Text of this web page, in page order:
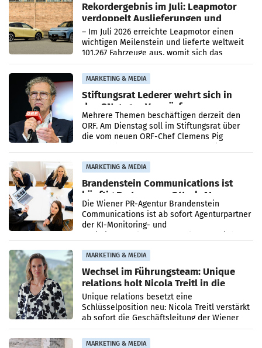
Rekordergebnis im Juli: Leapmotor
verdoppelt Auslieferungen und
überschreitet die 100.000er-Marke
– Im Juli 2026 erreichte Leapmotor einen
wichtigen Meilenstein und lieferte weltweit
101.267 Fahrzeuge aus, womit sich das
Ergebnis gegenüber Juli 2025 mehr als
verdoppelte (+102
MARKETING & MEDIA
Stiftungsrat Lederer wehrt sich in
den SN gegen Vorwürfe
Mehrere Themen beschäftigen derzeit den
ORF. Am Dienstag soll im Stiftungsrat über
die vom neuen ORF-Chef Clemens Pig
MARKETING & MEDIA
Brandenstein Communications ist
künftig Partner von OtterlyAI
Die Wiener PR-Agentur Brandenstein
Communications ist ab sofort Agenturpartner
der KI-Monitoring- und
MARKETING & MEDIA
Wechsel im Führungsteam: Unique
relations holt Nicola Treitl in die
Geschäftsleitung
Unique relations besetzt eine
Schlüsselposition neu: Nicola Treitl verstärkt
ab sofort die Geschäftsleitung der Wiener
PR-Agentur an der Seite von Josef Kalina und
Anna Kalina-Mahr.
MARKETING & MEDIA